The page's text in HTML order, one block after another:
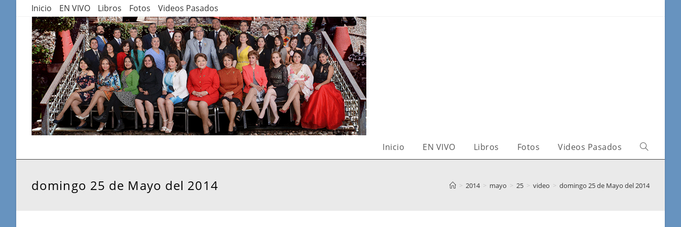
contenido
Inicio EN VIVO Libros Fotos Videos Pasados
Inicio EN VIVO Libros Fotos Videos Pasados
domingo 25 de Mayo del 2014 > 2014 > mayo > 25 > video > domingo 25 de Mayo del 2014